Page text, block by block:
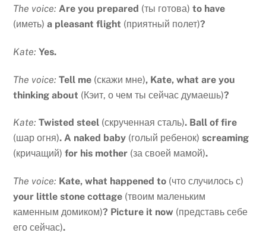
The voice:Are you prepared (ты готова) to have
(иметь) a pleasant flight (приятный полет)?
Kate:Yes.
The voice:Tell me (скажи мне), Kate, what are you
thinking about (Кэит, о чем ты сейчас думаешь)?
Kate: Twisted steel (скрученная сталь). Ball of fire
(шар огня).A naked baby (голый ребенок) screaming
(кричащий) for his mother (за своей мамой).
The voice: Kate, what happened to (что случилось с)
your little stone cottage (твоим маленьким
каменным домиком)? Picture it now (представь себе
его сейчас).